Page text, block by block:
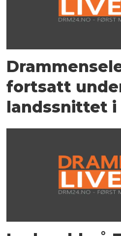
fortsatt
landssnittet i